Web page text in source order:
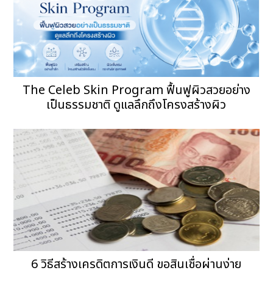
The Celeb Skin Program ฟื้นฟูผิวสวยอย่าง
เป็นธรรมชาติ ดูแลลึกถึงโครงสร้างผิว
6 วิธีสร้างเครดิตการเงินดี ขอสินเชื่อผ่านง่าย